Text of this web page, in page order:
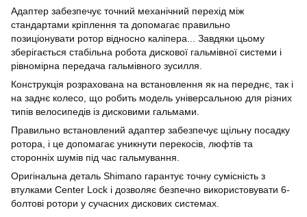
Адаптер забезпечує точний механічний перехід між
стандартами кріплення та допомагає правильно
позиціонувати ротор відносно каліпера... Завдяки цьому
зберігається стабільна робота дискової гальмівної системи і
рівномірна передача гальмівного зусилля.
Конструкція розрахована на встановлення як на переднє, так і
на заднє колесо, що робить модель універсальною для різних
типів велосипедів із дисковими гальмами.
Правильно встановлений адаптер забезпечує щільну посадку
ротора, і це допомагає уникнути перекосів, люфтів та
сторонніх шумів під час гальмування.
Оригінальна деталь Shimano гарантує точну сумісність з
втулками Center Lock і дозволяє безпечно використовувати 6-
болтові ротори у сучасних дискових системах.